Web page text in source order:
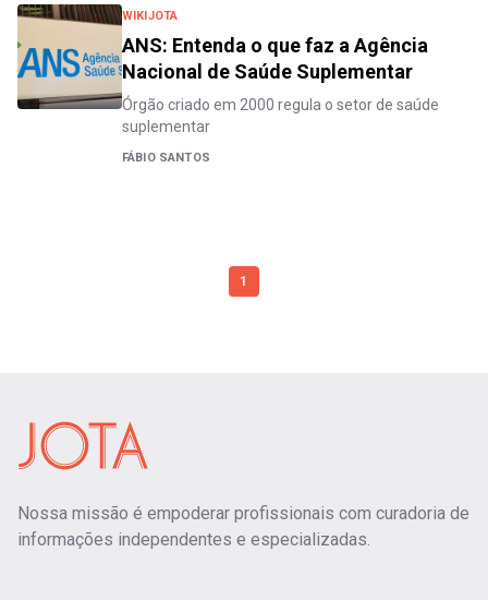
WIKIJOTA
ANS: Entenda o que faz a Agência
Nacional de Saúde Suplementar
Órgão criado em 2000 regula o setor de saúde
suplementar
FÁBIO SANTOS
1
Nossa missão é empoderar profissionais com curadoria de
informações independentes e especializadas.